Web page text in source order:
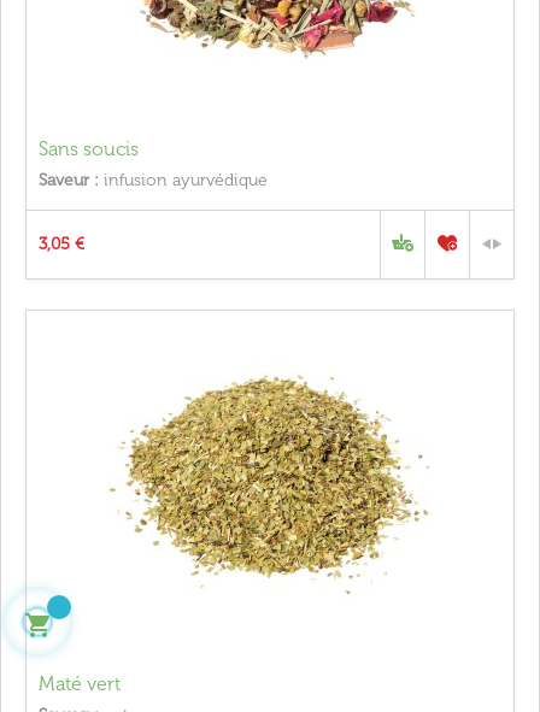
Sans soucis
Saveur : infusion ayurvédique
3,05 €
Maté vert
